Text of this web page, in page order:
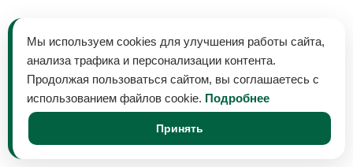
Мы используем cookies для улучшения работы сайта,
анализа трафика и персонализации контента.
Продолжая пользоваться сайтом, вы соглашаетесь с
использованием файлов cookie. Подробнее
Принять